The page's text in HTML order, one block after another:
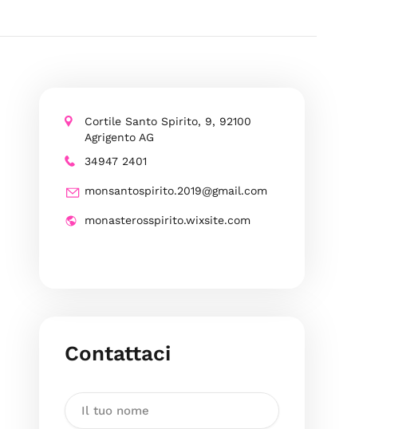
Cortile Santo Spirito, 9, 92100
Agrigento AG
34947 2401
monsantospirito.2019@gmail.com
monasterosspirito.wixsite.com
Contattaci